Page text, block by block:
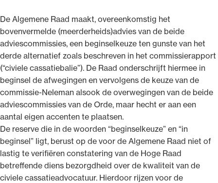
De Algemene Raad maakt, overeenkomstig het
bovenvermelde (meerderheids)advies van de beide
adviescommissies, een beginselkeuze ten gunste van het
derde alternatief zoals beschreven in het commissierapport
(“civiele cassatiebalie”). De Raad onderschrijft hiermee in
beginsel de afwegingen en vervolgens de keuze van de
commissie-Neleman alsook de overwegingen van de beide
adviescommissies van de Orde, maar hecht er aan een
aantal eigen accenten te plaatsen.
De reserve die in de woorden “beginselkeuze” en “in
beginsel” ligt, berust op de voor de Algemene Raad niet of
lastig te verifiëren constatering van de Hoge Raad
betreffende diens bezorgdheid over de kwaliteit van de
civiele cassatieadvocatuur. Hierdoor rijzen voor de